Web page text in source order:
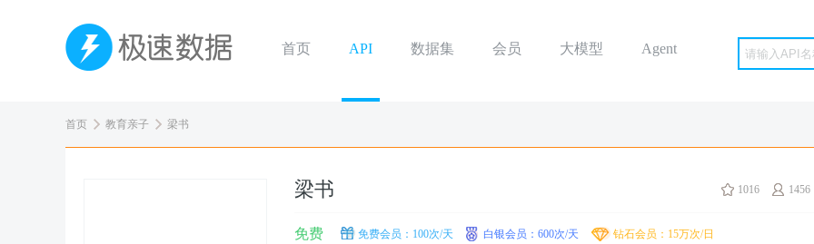
首页 API 数据集 会员 大模型 Agent
首页 教育亲子 梁书
梁书 1016 1456
免费 免费会员：100次/天 白银会员：600次/天 钻石会员：15万次/日